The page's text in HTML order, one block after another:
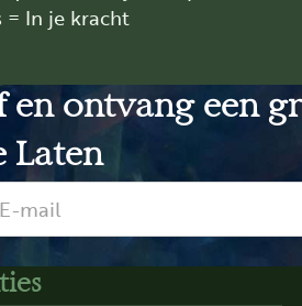
= In je kracht
ontvang een
Laten